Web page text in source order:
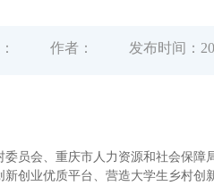
作者： 发布时间：
员会、重庆市人力资源和社会保
创业优质平台、营造大学生乡村